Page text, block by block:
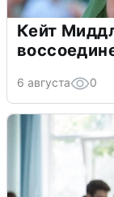
Кейт
6 августа 0